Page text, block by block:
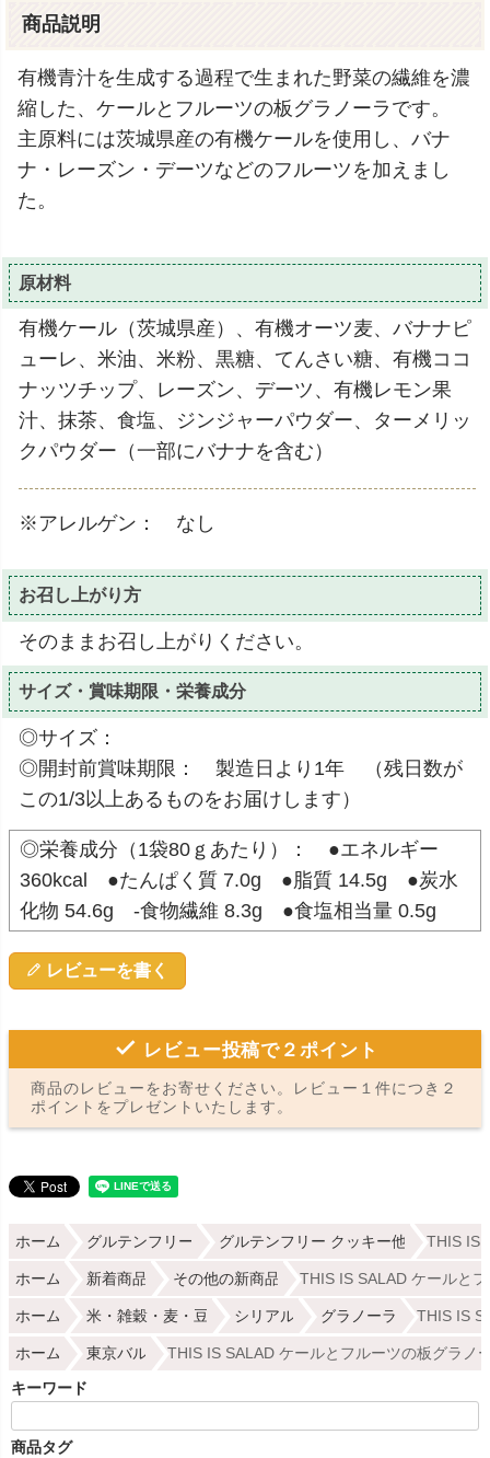
商品説明
有機青汁を生成する過程で生まれた野菜の繊維を濃
縮した、ケールとフルーツの板グラノーラです。
主原料には茨城県産の有機ケールを使用し、バナ
ナ・レーズン・デーツなどのフルーツを加えまし
た。
原材料
有機ケール（茨城県産）、有機オーツ麦、バナナピ
ューレ、米油、米粉、黒糖、てんさい糖、有機ココ
ナッツチップ、レーズン、デーツ、有機レモン果
汁、抹茶、食塩、ジンジャーパウダー、ターメリッ
クパウダー（一部にバナナを含む）
※アレルゲン： なし
お召し上がり方
そのままお召し上がりください。
サイズ・賞味期限・栄養成分
◎サイズ：
◎開封前賞味期限： 製造日より1年 （残日数が
この1/3以上あるものをお届けします）
◎栄養成分（1袋80ｇあたり）： ●エネルギー
360kcal ●たんぱく質 7.0g ●脂質 14.5g ●炭水
化物 54.6g -食物繊維 8.3g ●食塩相当量 0.5g
レビューを書く
レビュー投稿で２ポイント
商品のレビューをお寄せください。レビュー１件につき２
ポイントをプレゼントいたします。
ホーム グルテンフリー グルテンフリー クッキー他 THIS IS
ホーム 新着商品 その他の新商品 THIS IS SALAD ケールと
ホーム 米・雑穀・麦・豆 シリアル グラノーラ THIS IS
ホーム 東京バル THIS IS SALAD ケールとフルーツの板グラノ
キーワード
商品タグ